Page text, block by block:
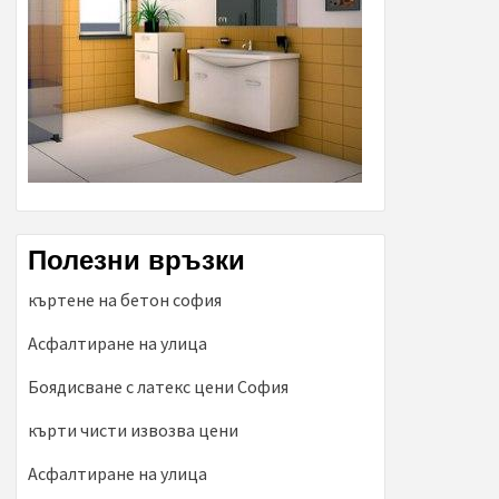
Полезни връзки
къртене на бетон софия
Асфалтиране на улица
Боядисване с латекс цени София
кърти чисти извозва цени
Асфалтиране на улица